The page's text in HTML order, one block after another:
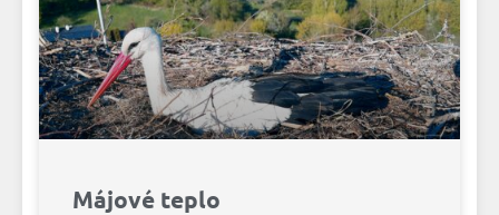
Májové teplo